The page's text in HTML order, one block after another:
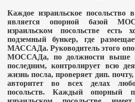
Каждое израильское посольство
является опорной базой
израильском посольстве есть
подземный бункер, где
МАССАДа. Руководитель этого
МОССАДа, по должности выше
последним, контролирует всю
жизнь посла, проверяет дип.
авторитет во всех делах
посольств. Каждый